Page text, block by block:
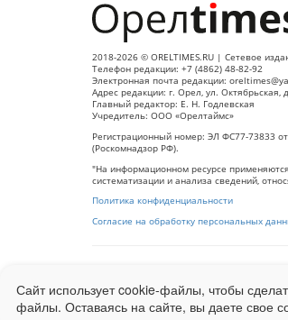
2018-2026 © ORELTIMES.RU | Сетевое
Телефон редакции: +7 (4862) 48-82-92
Электронная почта редакции:
Адрес редакции: г. Орел, ул. Октябрьская,
Главный редактор: Е. Н. Годлевская
Учредитель: ООО «Орелтаймс»
Регистрационный номер: ЭЛ ФС77-73833
(Роскомнадзор РФ).
"На информационном ресурсе
систематизации и анализа сведений,
Политика конфиденциальности
Согласие на обработку персональных
Ограниченная статистика посещаемости
Сайт использует cookie-файлы, чтобы
файлы. Оставаясь на сайте, вы даете свое